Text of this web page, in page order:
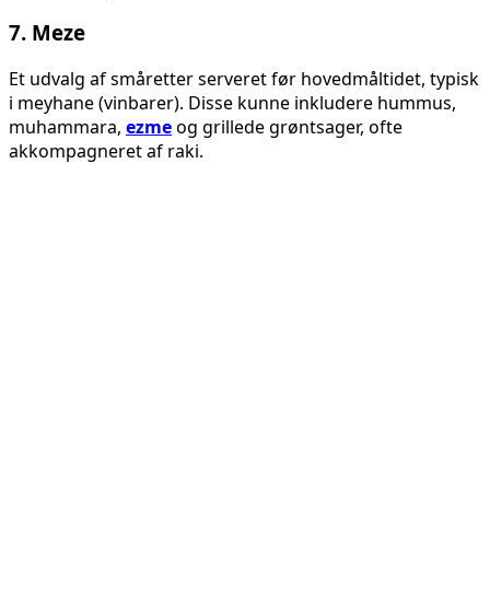
7. Meze
Et udvalg af småretter serveret før hovedmåltidet, typisk
i meyhane (vinbarer). Disse kunne inkludere hummus,
muhammara, ezmeog grillede grøntsager, ofte
akkompagneret af raki.